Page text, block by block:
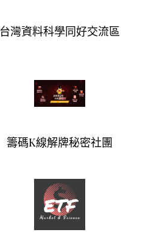
台灣資料科學同好交流區
籌碼K線解牌秘密社團